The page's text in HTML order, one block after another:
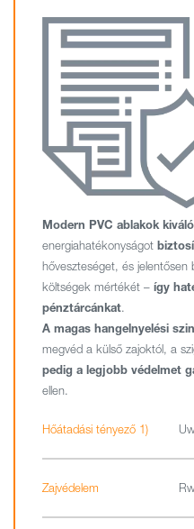
Modern PVC ablakok kiváló
energiahatékonyságot
hőveszteséget, és jelentősen
költségek mértékét – így
pénztárcánkat.
A magas hangelnyelési
megvéd a külső zajoktól, a
pedig a legjobb védelmet
ellen.
Hőátadási tényező 1)
Zajvédelem